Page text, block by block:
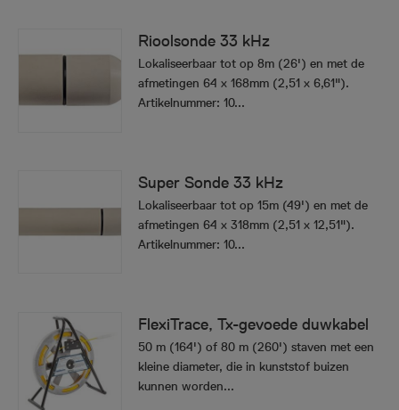
Rioolsonde 33 kHz
Lokaliseerbaar tot op 8m (26') en met de
afmetingen 64 x 168mm (2,51 x 6,61").
Artikelnummer: 10...
Super Sonde 33 kHz
Lokaliseerbaar tot op 15m (49') en met de
afmetingen 64 x 318mm (2,51 x 12,51").
Artikelnummer: 10...
FlexiTrace, Tx-gevoede duwkabel
50 m (164') of 80 m (260') staven met een
kleine diameter, die in kunststof buizen
kunnen worden...